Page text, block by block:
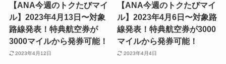
【ANA今週のトクたびマイ
ル】2023年4月13日〜対象
路線発表！特典航空券が
3000マイルから発券可能！
2023年4月12日
【ANA今週のトクたびマイ
ル】2023年4月6日〜対象路
線発表！特典航空券が3000
マイルから発券可能！
2023年4月4日